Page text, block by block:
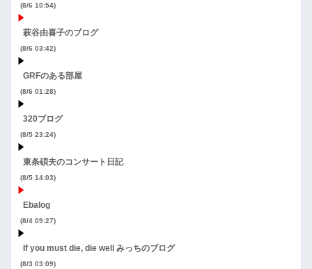
(8/6 10:54)
萩谷由喜子のブログ
(8/6 03:42)
GRFのある部屋
(8/6 01:28)
320ブログ
(8/5 23:24)
東条碩夫のコンサート日記
(8/5 14:03)
Ebalog
(8/4 09:27)
If you must die, die well みっちのブログ
(8/3 03:09)